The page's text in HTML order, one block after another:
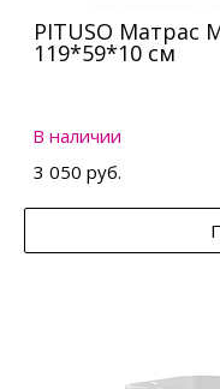
PITUSO Матрас
119*59*10 см
В наличии
3 050 руб.